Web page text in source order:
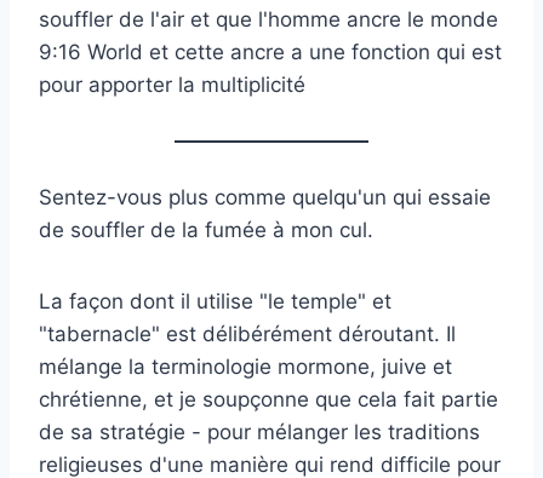
souffler de l'air et que l'homme ancre le monde
9:16 World et cette ancre a une fonction qui est
pour apporter la multiplicité
Sentez-vous plus comme quelqu'un qui essaie
de souffler de la fumée à mon cul.
La façon dont il utilise "le temple" et
"tabernacle" est délibérément déroutant. Il
mélange la terminologie mormone, juive et
chrétienne, et je soupçonne que cela fait partie
de sa stratégie - pour mélanger les traditions
religieuses d'une manière qui rend difficile pour